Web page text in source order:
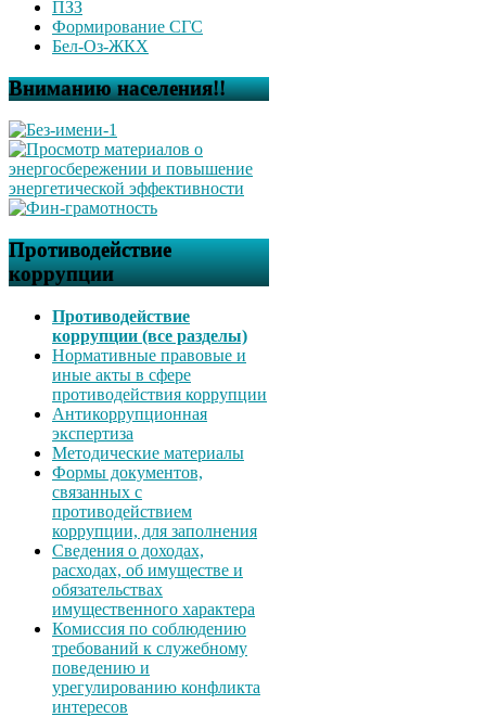
ПЗЗ
Формирование СГС
Бел-Оз-ЖКХ
Вниманию населения!!
Противодействие
коррупции
Противодействие
коррупции (все разделы)
Нормативные правовые и
иные акты в сфере
противодействия коррупции
Антикоррупционная
экспертиза
Методические материалы
Формы документов,
связанных с
противодействием
коррупции, для заполнения
Сведения о доходах,
расходах, об имуществе и
обязательствах
имущественного характера
Комиссия по соблюдению
требований к служебному
поведению и
урегулированию конфликта
интересов